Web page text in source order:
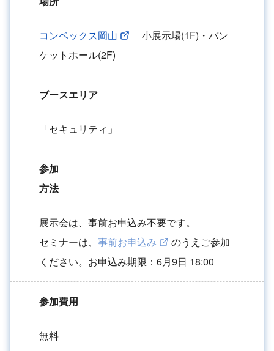
コンベックス岡山
小展示場(1F)・バン
ケットホール(2F)
ブースエリア
「セキュリティ」
参加
方法
展示会は、事前お申込み不要です。
セミナーは、 事前お申込み
のうえご参加
ください。お申込み期限：6月9日 18:00
参加費用
無料